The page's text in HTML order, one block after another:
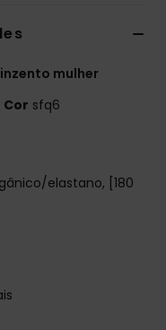
mulher
Cor sfq6
elastano, [180